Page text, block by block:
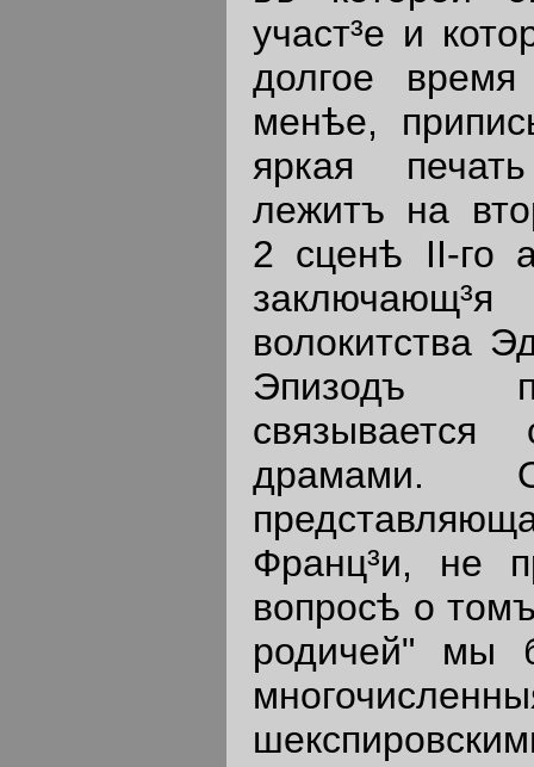
участ³е и
долгое
менѣе,
яркая
лежитъ на
2 сценѣ II-го
волокитства
Эпизодъ
драмами.
Франц³и, не
вопросѣ о
родичей" мы